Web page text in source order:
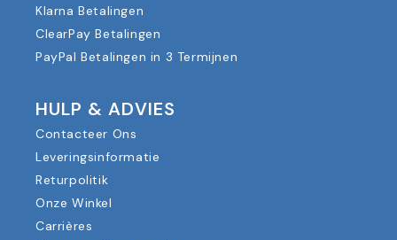
Klarna Betalingen
ClearPay Betalingen
PayPal Betalingen in 3 Termijnen
HULP & ADVIES
Contacteer Ons
Leveringsinformatie
Returpolitik
Onze Winkel
Carrières